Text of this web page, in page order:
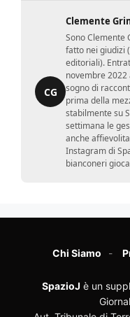
CG
Clemente
Sono Clemente
fatto nei giudizi
editoriali).
novembre
sogno di
prima della
stabilmente su
settimana le
anche
Instagram di
bianconeri
Chi Siamo
SpazioJ è un